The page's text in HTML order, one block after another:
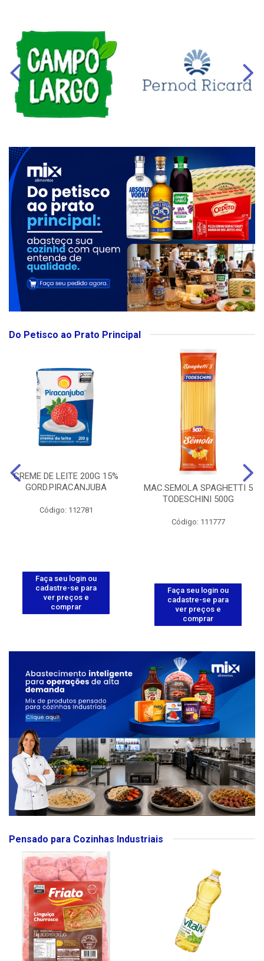
Do Petisco ao Prato Principal
CREME DE LEITE 200G 15%
GORD.PIRACANJUBA
Código: 112781
Faça seu login ou
cadastre-se para
ver preços e
comprar
MAC.SEMOLA SPAGHETTI 5
TODESCHINI 500G
Código: 111777
Faça seu login ou
cadastre-se para
ver preços e
comprar
Pensado para Cozinhas Industriais